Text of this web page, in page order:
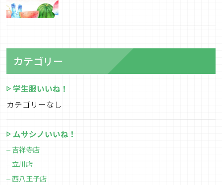
カテゴリー
学生服いいね！
カテゴリーなし
ムサシノいいね！
吉祥寺店
立川店
西八王子店